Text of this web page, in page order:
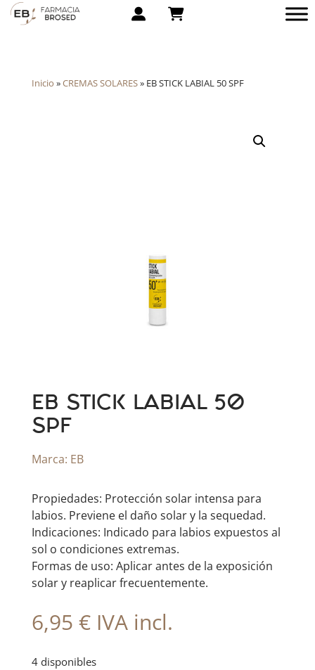
Inicio »CREMAS SOLARES» EB STICK LABIAL 50 SPF
EB STICK LABIAL 50
SPF
Marca: EB
Propiedades: Protección solar intensa para
labios. Previene el daño solar y la sequedad.
Indicaciones: Indicado para labios expuestos al
sol o condiciones extremas.
Formas de uso: Aplicar antes de la exposición
solar y reaplicar frecuentemente.
6,95 € IVA incl.
4 disponibles